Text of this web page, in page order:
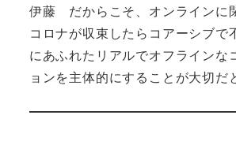
伊藤 だからこそ、オンラインに
コロナが収束したらコアーシブで
にあふれたリアルでオフラインな
ョンを主体的にすることが大切だ